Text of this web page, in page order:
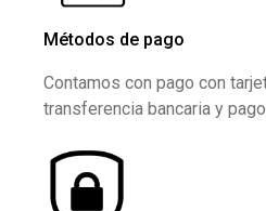
Métodos de pago
Contamos con pago con
transferencia bancaria y pago